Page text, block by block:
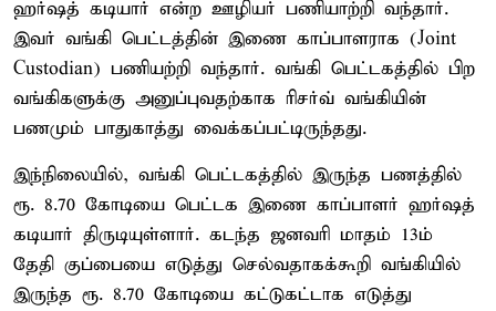
ஹர்ஷத் கடியார் என்ற ஊழியர் பணியாற்றி வந்தார்.
இவர் வங்கி பெட்டத்தின் இணை காப்பாளராக (Joint
Custodian) பணியற்றி வந்தார். வங்கி பெட்டகத்தில் பிற
வங்கிகளுக்கு அனுப்புவதற்காக ரிசர்வ் வங்கியின்
பணமும் பாதுகாத்து வைக்கப்பட்டிருந்தது.
இந்நிலையில், வங்கி பெட்டகத்தில் இருந்த பணத்தில்
ரூ. 8.70 கோடியை பெட்டக இணை காப்பாளர் ஹர்ஷத்
கடியார் திருடியுள்ளார். கடந்த ஜனவரி மாதம் 13ம்
தேதி குப்பையை எடுத்து செல்வதாகக்கூறி வங்கியில்
இருந்த ரூ. 8.70 கோடியை கட்டுகட்டாக எடுத்து